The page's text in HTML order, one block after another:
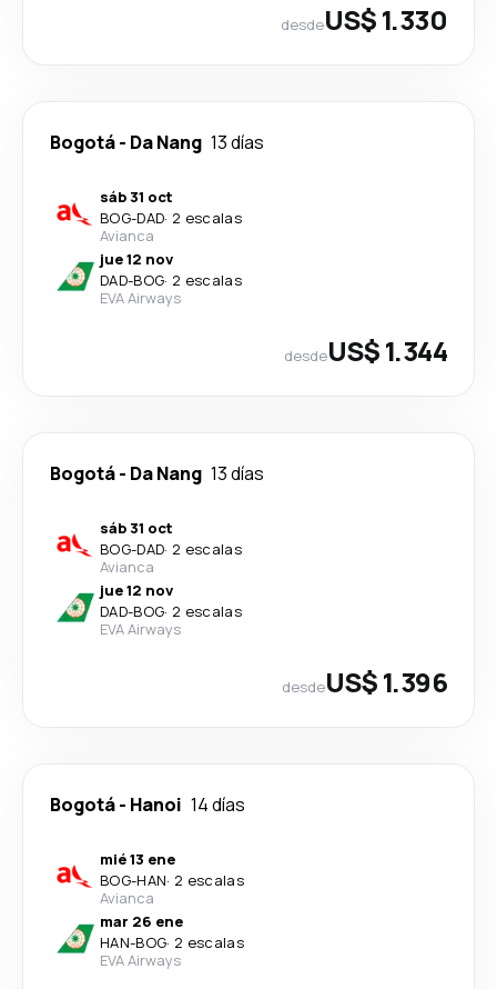
desdeUS$ 1.330
Bogotá- Da Nang 13 días
sáb 31 oct
BOG-DAD· 2 escalas
Avianca
jue 12 nov
DAD-BOG· 2 escalas
EVA Airways
desdeUS$ 1.344
Bogotá- Da Nang 13 días
sáb 31 oct
BOG-DAD· 2 escalas
Avianca
jue 12 nov
DAD-BOG· 2 escalas
EVA Airways
desdeUS$ 1.396
Bogotá- Hanoi 14 días
mié 13 ene
BOG-HAN· 2 escalas
Avianca
mar 26 ene
HAN-BOG· 2 escalas
EVA Airways